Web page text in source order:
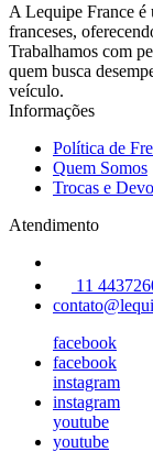
A Lequipe France é
franceses,
Trabalhamos com
quem busca
veículo.
Informações
Política de
Quem Somos
Trocas e
Atendimento
11
facebook
facebook
instagram
instagram
youtube
youtube